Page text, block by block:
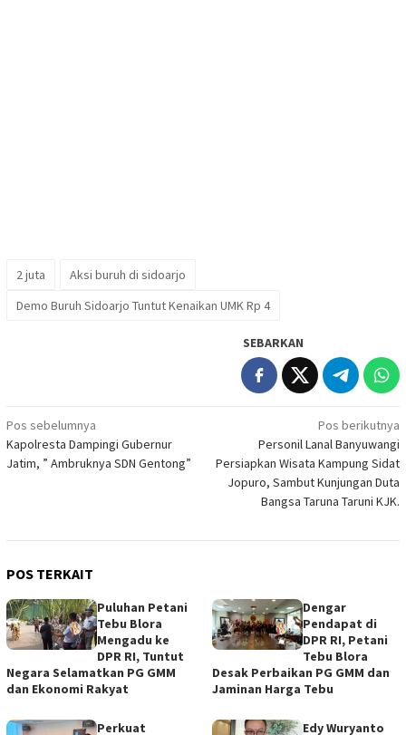
2 juta
Aksi buruh di sidoarjo
Demo Buruh Sidoarjo Tuntut Kenaikan UMK Rp 4
SEBARKAN
Navigasi
pos
Pos sebelumnya
Kapolresta Dampingi Gubernur
Jatim, ” Ambruknya SDN Gentong”
Pos berikutnya
Personil Lanal Banyuwangi
Persiapkan Wisata Kampung Sidat
Jopuro, Sambut Kunjungan Duta
Bangsa Taruna Taruni KJK.
POS TERKAIT
Puluhan Petani
Tebu Blora
Mengadu ke
DPR RI, Tuntut
Negara Selamatkan PG GMM
dan Ekonomi Rakyat
Dengar
Pendapat di
DPR RI, Petani
Tebu Blora
Desak Perbaikan PG GMM dan
Jaminan Harga Tebu
Perkuat Edy Wuryanto